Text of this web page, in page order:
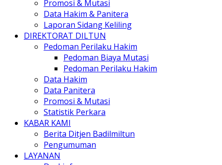
Promosi & Mutasi
Data Hakim & Panitera
Laporan Sidang Keliling
DIREKTORAT DILTUN
Pedoman Perilaku Hakim
Pedoman Biaya Mutasi
Pedoman Perilaku Hakim
Data Hakim
Data Panitera
Promosi & Mutasi
Statistik Perkara
KABAR KAMI
Berita Ditjen Badilmiltun
Pengumuman
LAYANAN